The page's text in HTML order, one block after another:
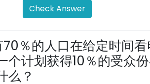
Check Answer
％的人口在给定时间
个计划获得10％的受众
么？